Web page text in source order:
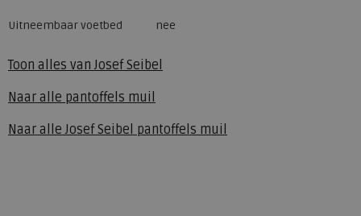
Toon alles vanJosef Seibel
Naar alle pantoffels muil
Naar alleJosef Seibel pantoffels muil
Uitneembaar voetbed nee